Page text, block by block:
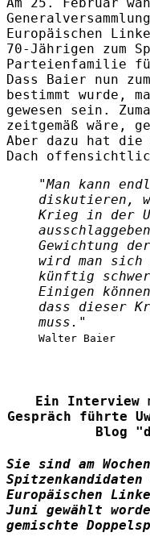
Europäischen
70-Jährigen zum
Parteienfamilie
Dass Baier nun
bestimmt wurde,
gewesen sein.
zeitgemäß wäre,
Aber dazu hat
Dach
"Man kann
diskutieren,
Krieg in der
Gewichtung
wird man sich
künftig
Einigen
dass dieser
muss."
Walter Baier
Ein Interview
Gespräch führte
Blog
Sie sind am
Europäischen
Juni gewählt
gemischte